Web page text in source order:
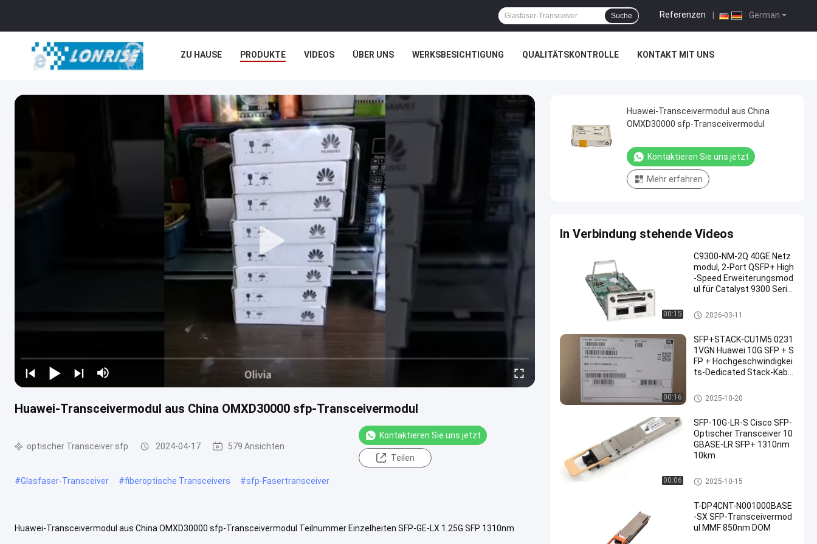
German
Referenzen
Suche
ZU HAUSE PRODUKTE VIDEOS ÜBER UNS WERKSBESICHTIGUNG QUALITÄTSKONTROLLE KONTAKT MIT UNS
Huawei-Transceivermodul aus China OMXD30000 sfp-Transceivermodul
optischer Transceiver sfp 2024-04-17 579 Ansichten
Kontaktieren Sie uns jetzt
Teilen
#Glasfaser-Transceiver #fiberoptische Transceivers #sfp-Fasertransceiver
Huawei-Transceivermodul aus China OMXD30000 sfp-Transceivermodul Teilnummer Einzelheiten SFP-GE-LX 1.25G SFP 1310nm
Huawei-Transceivermodul aus China
OMXD30000 sfp-Transceivermodul
Kontaktieren Sie uns jetzt
Mehr erfahren
In Verbindung stehende Videos
00:15
C9300-NM-2Q 40GE Netz
modul, 2-Port QSFP+ High
-Speed Erweiterungsmod
ul für Catalyst 9300 Serie
optischer Transceiver sfp
2026-03-11
00:16
SFP+STACK-CU1M5 0231
1VGN Huawei 10G SFP + S
FP + Hochgeschwindigkei
ts-Dedicated Stack-Kabel
Modul Huaweis SFP
2025-10-20
00:06
SFP-10G-LR-S Cisco SFP-
Optischer Transceiver 10
GBASE-LR SFP+ 1310nm
10km
optischer Transceiver sfp
2025-10-15
T-DP4CNT-N001000BASE
-SX SFP-Transceivermod
ul MMF 850nm DOM